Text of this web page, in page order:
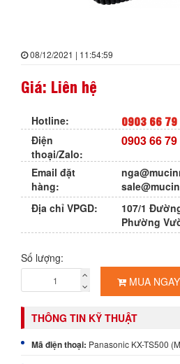
08/12/2021 | 11:54:59
Giá: Liên hệ
Hotline: 0903 66
Điện
thoại/Zalo:
0903 66
Email đặt
hàng:
Địa chỉ VPGD:
107/1
Phường
Số lượng:
MUA NGAY
THÔNG TIN KỸ THUẬT
Mã điện thoại: Panasonic KX-TS500